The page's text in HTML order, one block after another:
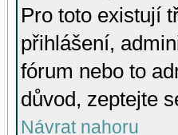
Pro toto existují
přihlášení,
fórum nebo to
důvod, zeptejte
Návrat nahoru